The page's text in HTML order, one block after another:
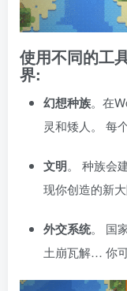
使用不同的工
界:
幻想种族。在
灵和矮人。 每
文明。 种族会
现你创造的新
外交系统。 国
土崩瓦解… 你